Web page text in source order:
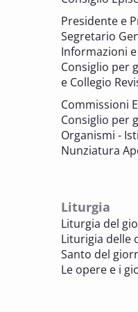
valorizzazione
BENI CULTURALI E
7 OTTOBRE 2025
Consulta
di culto
BENI CULTURALI E
sezione Edilizia di
BENI CULTURALI E
8 OTTOBRE 2025
Incontro online
Presidente e
Segretario
Informazioni
Consiglio per
e Collegio
Commissioni
Consiglio per
Organismi -
Nunziatura
Liturgia
Liturgia del
Liturigia delle
Santo del
Le opere e i